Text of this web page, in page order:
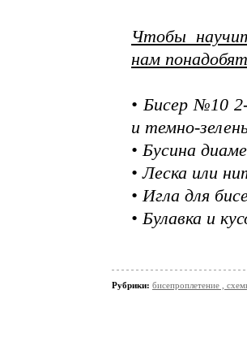
Чтобы
нам
• Бисер №10
и темно-
• Бусина
• Леска или
• Игла для
• Булавка и
Рубрики: бисепроплетение ,